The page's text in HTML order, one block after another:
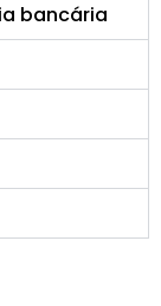
bancária